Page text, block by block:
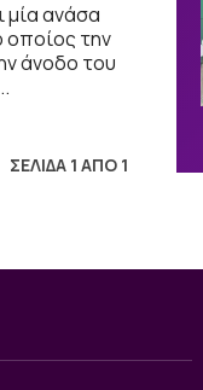
μία ανάσα
οποίος την
άνοδο του
ΣΕΛΙΔΑ 1 ΑΠΟ 1